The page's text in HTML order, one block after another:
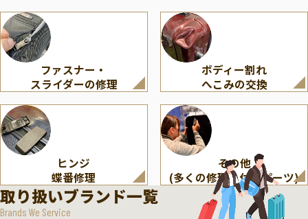
ファスナー・
スライダーの修理
ボディー割れ
へこみの交換
ヒンジ
蝶番修理
その他
(多くの修理・付属パーツ)
取り扱いブランド一覧
Brands We Service